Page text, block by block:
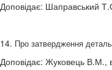
Доповідає: Шаправський
14. Про затвердження
Доповідає: Жуковець В.М.,